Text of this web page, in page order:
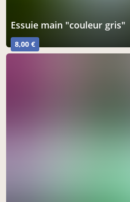
essuie main "couleur gris"
8,00 €